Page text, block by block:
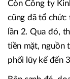
cũng đã tổ
lần 2. Qua đó,
tiền mặt, nguồn
phối lũy kế đến
Bên cạnh đó,